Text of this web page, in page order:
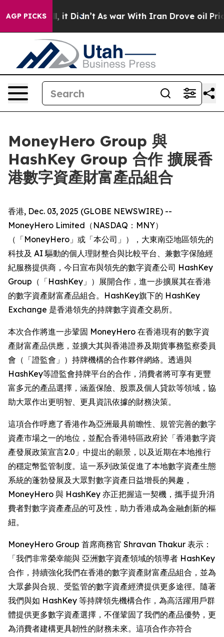
AGP PICKS
Well, it Didn’t As war With Iran Drove oil Prices
MoneyHero Group 與
HashKey Group 合作 擴展香
港數字資產財富產品組合
香港, Dec. 03, 2025 (GLOBE NEWSWIRE) --
MoneyHero Limited（NASDAQ：MNY）
（「MoneyHero」或「本公司」），大東南亞地區領先的
科技及 AI 驅動的個人理財整合與比較平台、兼數字保險經
紀服務提供商，今日宣布與領先的數字資產公司 HashKey
Group（「HashKey」）展開合作，進一步擴展其在香港
的數字資產財富產品組合。HashKey旗下的 HashKey
Exchange 是香港領先的持牌數字資產交易所。
本次合作將進一步鞏固 MoneyHero 在香港現有的數字資
產財富產品供應，並擴大其與香港證券及期貨事務監察委員
會（「證監會」）持牌機構的合作夥伴網絡。透過與
HashKey等證監會持牌平台的合作，消費者將可享有更豐
富多元的產品選擇，涵蓋保險、股票及個人貸款等領域，協
助大眾作出更明智、更具資訊依據的財務決策。
這項合作呼應了香港作為亞洲最具前瞻性、規管完善的數字
資產市場之一的地位，並配合香港特區政府於「香港數字資
產發展政策宣言2.0」中提出的願景，以及近期在本地推行
的穩定幣監管制度。這一系列政策促進了本地數字資產生態
系統的蓬勃發展及大眾對數字資產日益增長的興趣，
MoneyHero 與 HashKey 亦正把握這一契機，攜手提升消
費者對數字資產產品的可及性，助力香港成為金融創新的樞
紐。
MoneyHero Group 首席商務官 Shravan Thakur 表示：
「我們非常榮幸能與 亞洲數字資產領域的領導者 HashKey
合作，持續強化我們在香港的數字資產財富產品組合，並為
大眾參與合規、受監管的數字資產經濟提供更多途徑。隨著
我們與如 HashKey 等持牌領先機構合作，為高活躍用戶群
體提供更多數字資產選擇，不僅鞏固了我們的產品優勢，更
為消費者建構更具韌性的財務未來。這項合作亦符合